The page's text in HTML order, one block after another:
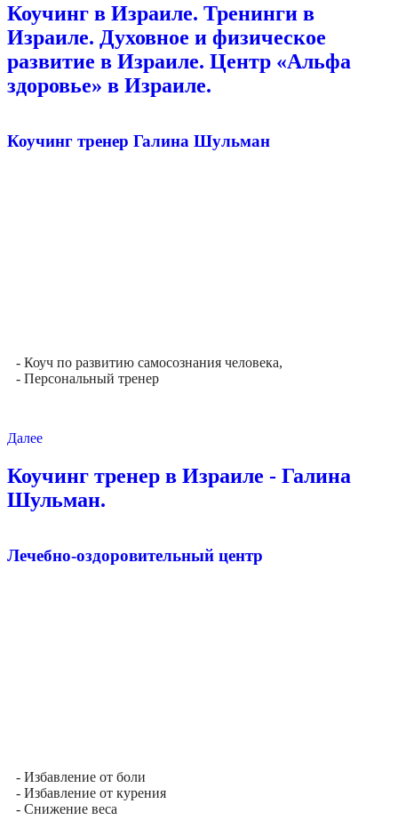
Коучинг в Израиле. Тренинги в
Израиле. Духовное и физическое
развитие в Израиле. Центр «Альфа
здоровье» в Израиле.
Коучинг тренер Галина Шульман
- Коуч по развитию самосознания человека,
- Персональный тренер
Далее
Коучинг тренер в Израиле - Галина
Шульман.
Лечебно-оздоровительный центр
- Избавление от боли
- Избавление от курения
- Снижение веса